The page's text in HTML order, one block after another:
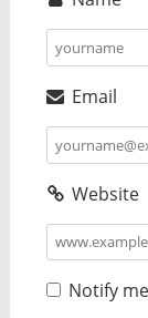
Email
Website
Notify